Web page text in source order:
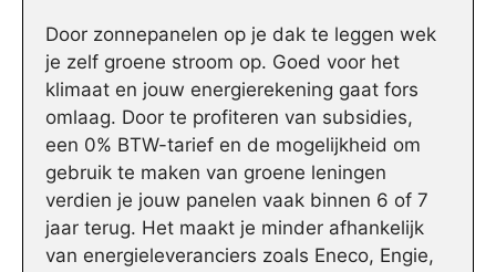
Door zonnepanelen op je dak te leggen wek
je zelf groene stroom op. Goed voor het
klimaat en jouw energierekening gaat fors
omlaag. Door te profiteren van subsidies,
een 0% BTW-tarief en de mogelijkheid om
gebruik te maken van groene leningen
verdien je jouw panelen vaak binnen 6 of 7
jaar terug. Het maakt je minder afhankelijk
van energieleveranciers zoals Eneco, Engie,